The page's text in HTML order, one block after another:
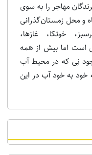
مهاجر را به سوی
و محل زمستان‌گذرانی
خوتکا، غازها،
است اما بیش از همه
نِی که در محیط آب
به خود آب در این